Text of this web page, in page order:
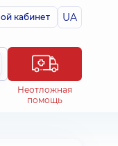
кабинет UA
Неотложная
помощь